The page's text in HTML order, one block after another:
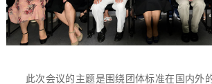
此次会议的主题是围绕团体标准在国内外